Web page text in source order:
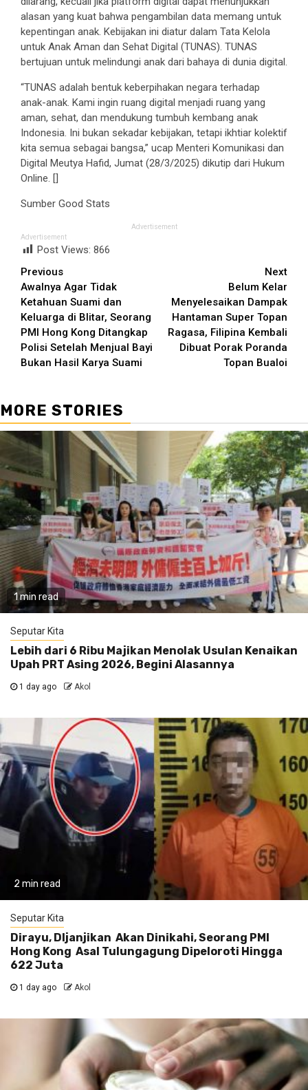
alasan yang kuat bahwa pengambilan data memang untuk
kepentingan anak. Kebijakan ini diatur dalam Tata Kelola
untuk Anak Aman dan Sehat Digital (TUNAS). TUNAS
bertujuan untuk melindungi anak dari bahaya di dunia digital.
“TUNAS adalah bentuk keberpihakan negara terhadap
anak-anak. Kami ingin ruang digital menjadi ruang yang
aman, sehat, dan mendukung tumbuh kembang anak
Indonesia. Ini bukan sekadar kebijakan, tetapi ikhtiar kolektif
kita semua sebagai bangsa,” ucap Menteri Komunikasi dan
Digital Meutya Hafid, Jumat (28/3/2025) dikutip dari Hukum
Online. []
Sumber Good Stats
Advertisement
Advertisement
Post Views: 866
Continue
Reading
Previous
Awalnya Agar Tidak
Ketahuan Suami dan
Keluarga di Blitar, Seorang
PMI Hong Kong Ditangkap
Polisi Setelah Menjual Bayi
Bukan Hasil Karya Suami
Next
Belum Kelar
Menyelesaikan Dampak
Hantaman Super Topan
Ragasa, Filipina Kembali
Dibuat Porak Poranda
Topan Bualoi
MORE STORIES
1 min read
Seputar Kita
Lebih dari 6 Ribu Majikan Menolak Usulan Kenaikan
Upah PRT Asing 2026, Begini Alasannya
1 day ago Akol
2 min read
Seputar Kita
Dirayu, DIjanjikan Akan Dinikahi, Seorang PMI
Hong Kong Asal Tulungagung Dipeloroti Hingga
622 Juta
1 day ago Akol